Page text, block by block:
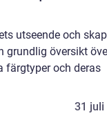
utseende och
grundlig översikt
färgtyper och deras
31 juli